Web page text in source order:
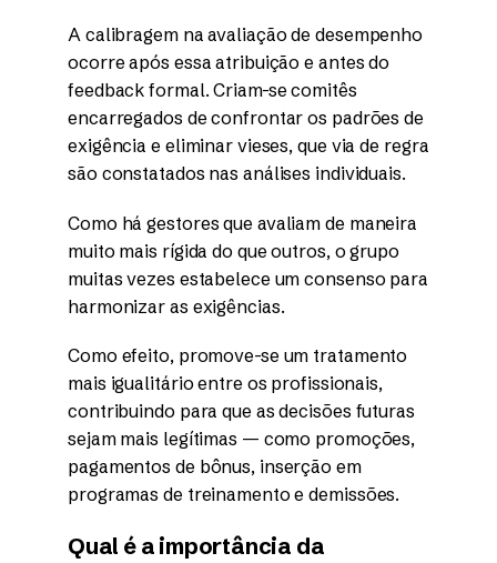
A calibragem na avaliação de desempenho
ocorre após essa atribuição e antes do
feedback formal. Criam-se comitês
encarregados de confrontar os padrões de
exigência e eliminar vieses, que via de regra
são constatados nas análises individuais.
Como há gestores que avaliam de maneira
muito mais rígida do que outros, o grupo
muitas vezes estabelece um consenso para
harmonizar as exigências.
Como efeito, promove-se um tratamento
mais igualitário entre os profissionais,
contribuindo para que as decisões futuras
sejam mais legítimas — como promoções,
pagamentos de bônus, inserção em
programas de treinamento e demissões.
Qual é a importância da